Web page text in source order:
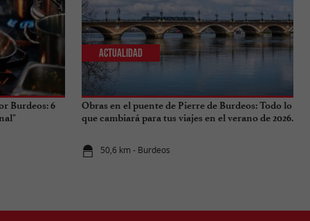
Burdeos: 6
Obras en el puente de Pierre de Burdeos: Todo lo
que cambiará para tus viajes en el verano de 2026.
50,6 km - Burdeos
Actualidad